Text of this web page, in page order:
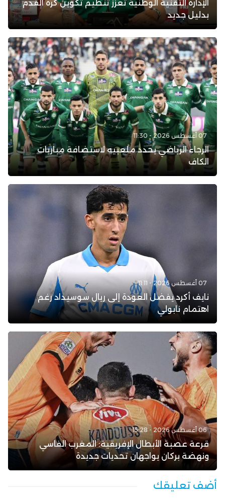
الإدارة التقنية الوطنية تعزز تنظيم تكوين كرة القدم
بدليل جديد
07 أغسطس 2026 - 11:30
الرجاء الرياضي يحدد ملعبيه لاستضافة مباريات
الكاف
07 أغسطس 2026 - 11:11
نايف أكرد يفضل العودة إلى ريال سوسيداد رغم
اهتمام نابولي
06 أغسطس 2026 - 15:28
قرعة عصبة الأبطال الإفريقية: المغرب الفاسي
ونهضة بركان يواجهان تحديات جديدة
أضف تعليقك